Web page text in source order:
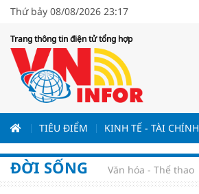
Thứ bảy 08/08/2026 23:17
Trang thông tin điện tử tổng hợp
TIÊU ĐIỂM KINH TẾ - TÀI CHÍNH
ĐỜI SỐNG Văn hóa - Thể thao